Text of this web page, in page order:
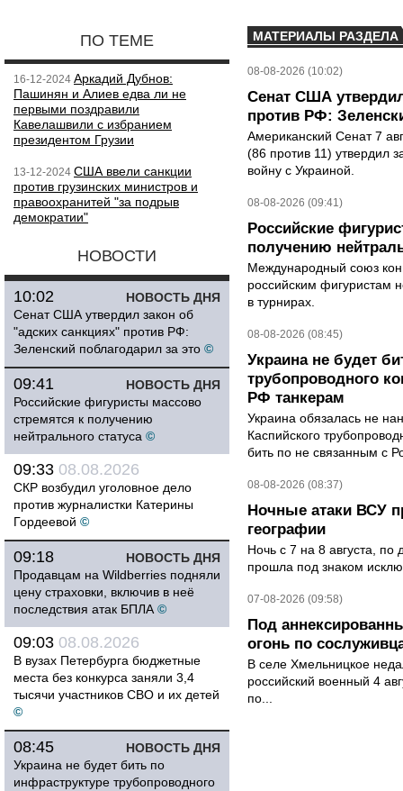
ПО ТЕМЕ
16-12-2024 Аркадий Дубнов:
Пашинян и Алиев едва ли не
первыми поздравили
Кавелашвили с избранием
президентом Грузии
13-12-2024 США ввели санкции
против грузинских министров и
правоохранитей "за подрыв
демократии"
НОВОСТИ
НОВОСТЬ ДНЯ
10:02
Сенат США утвердил закон об
"адских санкциях" против РФ:
Зеленский поблагодарил за это ©
НОВОСТЬ ДНЯ
09:41
Российские фигуристы массово
стремятся к получению
нейтрального статуса ©
09:33 08.08.2026
СКР возбудил уголовное дело
против журналистки Катерины
Гордеевой ©
НОВОСТЬ ДНЯ
09:18
Продавцам на Wildberries подняли
цену страховки, включив в неё
последствия атак БПЛА ©
09:03 08.08.2026
В вузах Петербурга бюджетные
места без конкурса заняли 3,4
тысячи участников СВО и их детей
©
НОВОСТЬ ДНЯ
08:45
Украина не будет бить по
инфраструктуре трубопроводного
МАТЕРИАЛЫ РАЗДЕЛА
08-08-2026 (10:02)
Сенат США
против РФ:
Американский Сенат 7
(86 против 11) утвердил
войну с Украиной.
08-08-2026 (09:41)
Российские
получению
Международный союз
российским фигуристам
в турнирах.
08-08-2026 (08:45)
Украина не будет
трубопроводного
РФ танкерам
Украина обязалась не
Каспийского
бить по не связанным с
08-08-2026 (08:37)
Ночные атаки ВСУ
географии
Ночь с 7 на 8 августа,
прошла под знаком
07-08-2026 (09:58)
Под
огонь по
В селе Хмельницкое
российский военный 4
по...